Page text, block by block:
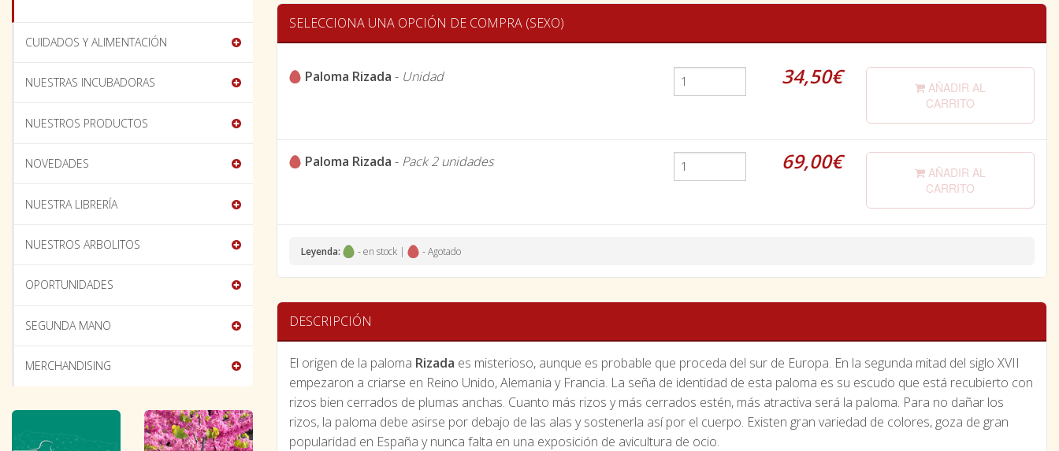
SELECCIONA UNA OPCIÓN DE COMPRA (SEXO)
Paloma Rizada - Unidad 34,50€
AÑADIR AL
CARRITO
Paloma Rizada - Pack 2 unidades 69,00€
AÑADIR AL
CARRITO
Leyenda: - en stock | - Agotado
DESCRIPCIÓN
El origen de la paloma Rizada es misterioso, aunque es probable que proceda del sur de Europa. En la segunda mitad del siglo XVII
empezaron a criarse en Reino Unido, Alemania y Francia. La seña de identidad de esta paloma es su escudo que está recubierto con
rizos bien cerrados de plumas anchas. Cuanto más rizos y más cerrados estén, más atractiva será la paloma. Para no dañar los
rizos, la paloma debe asirse por debajo de las alas y sostenerla así por el cuerpo. Existen gran variedad de colores, goza de gran
popularidad en España y nunca falta en una exposición de avicultura de ocio.
CUIDADOS Y ALIMENTACIÓN
NUESTRAS INCUBADORAS
NUESTROS PRODUCTOS
NOVEDADES
NUESTRA LIBRERÍA
NUESTROS ARBOLITOS
OPORTUNIDADES
SEGUNDA MANO
MERCHANDISING